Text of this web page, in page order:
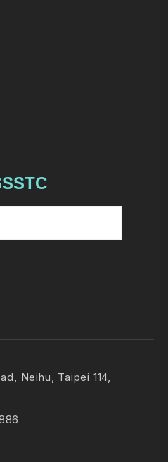
Neihu, Taipei 114,